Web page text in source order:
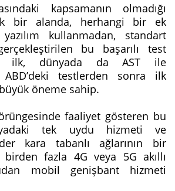
kapsamanın olmadığı
bir alanda, herhangi bir ek
kullanmadan, standart
bu başarılı test
ilk, dünyada da AST ile
ABD’deki testlerden sonra ilk
öneme sahip.
faaliyet gösteren bu
tek uydu hizmeti ve
kara tabanlı ağlarının bir
birden fazla 4G veya 5G akıllı
mobil genişbant hizmeti